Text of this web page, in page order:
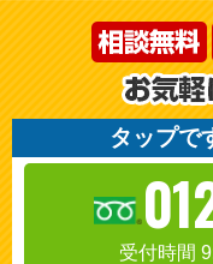
タップで
受付時間